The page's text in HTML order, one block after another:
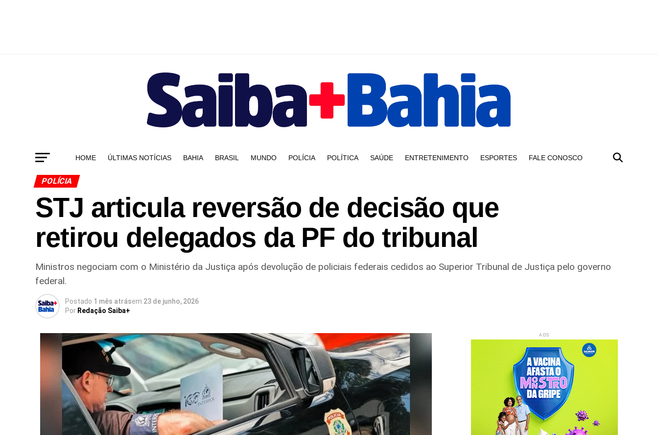
HOME ÚLTIMAS NOTÍCIAS BAHIA BRASIL MUNDO POLÍCIA POLÍTICA SAÚDE ENTRETENIMENTO ESPORTES FALE CONOSCO
POLÍCIA
STJ articula reversão de decisão que
retirou delegados da PF do tribunal
Ministros negociam com o Ministério da Justiça após devolução de policiais federais cedidos ao Superior Tribunal de Justiça pelo governo
federal.
Postado 1 mês atrásem 23 de junho, 2026
Por Redação Saiba+
ADS